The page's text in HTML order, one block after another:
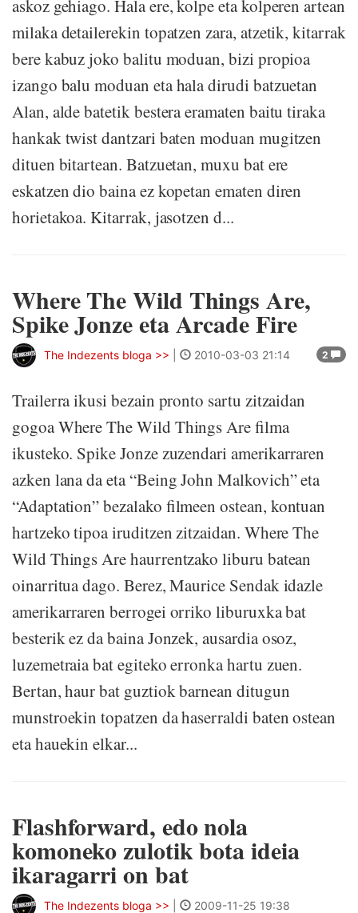
askoz gehiago. Hala ere, kolpe eta kolperen artean
milaka detailerekin topatzen zara, atzetik, kitarrak
bere kabuz joko balitu moduan, bizi propioa
izango balu moduan eta hala dirudi batzuetan
Alan, alde batetik bestera eramaten baitu tiraka
hankak twist dantzari baten moduan mugitzen
dituen bitartean. Batzuetan, muxu bat ere
eskatzen dio baina ez kopetan ematen diren
horietakoa. Kitarrak, jasotzen d...
Where The Wild Things Are,
Spike Jonze eta Arcade Fire
2
The Indezents bloga >> 2010-03-03 21:14
Trailerra ikusi bezain pronto sartu zitzaidan
gogoa Where The Wild Things Are filma
ikusteko. Spike Jonze zuzendari amerikarraren
azken lana da eta “Being John Malkovich” eta
“Adaptation” bezalako filmeen ostean, kontuan
hartzeko tipoa iruditzen zitzaidan. Where The
Wild Things Are haurrentzako liburu batean
oinarritua dago. Berez, Maurice Sendak idazle
amerikarraren berrogei orriko liburuxka bat
besterik ez da baina Jonzek, ausardia osoz,
luzemetraia bat egiteko erronka hartu zuen.
Bertan, haur bat guztiok barnean ditugun
munstroekin topatzen da haserraldi baten ostean
eta hauekin elkar...
Flashforward, edo nola
komoneko zulotik bota ideia
ikaragarri on bat
The Indezents bloga >> 2009-11-25 19:38